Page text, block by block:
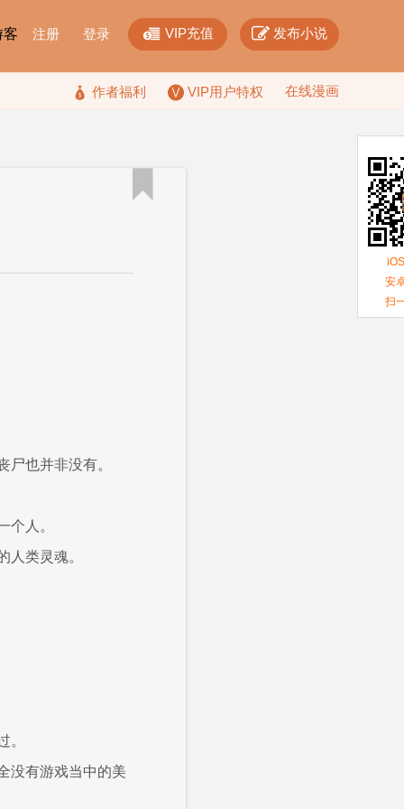
客 注册 登录  VIP充值  发布小说
 作者福利 VIP用户特权 在线漫画
也并非没有。
个人。
人类灵魂。
。
没有游戏当中的美

安
扫